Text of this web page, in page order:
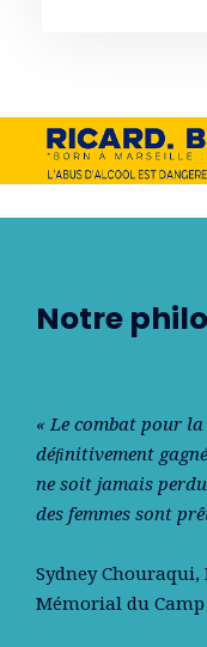
Notre
« Le combat pour
déﬁnitivement
ne soit jamais
des femmes sont
Sydney Chouraqui,
Mémorial du